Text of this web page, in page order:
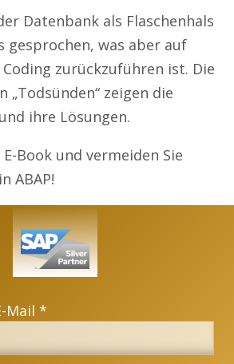
Datenbank als Flaschenhals
gesprochen, was aber auf
zurückzuführen ist. Die
„Todsünden“ zeigen die
ihre Lösungen.
E-Book und vermeiden Sie
ABAP!